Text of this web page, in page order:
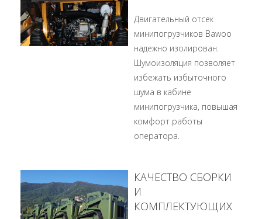
Двигательный отсек
минипогрузчиков Bawoo
надежно изолирован.
Шумоизоляция позволяет
избежать избыточного
шума в кабине
минипогрузчика, повышая
комфорт работы
оператора.
КАЧЕСТВО СБОРКИ
И
КОМПЛЕКТУЮЩИХ